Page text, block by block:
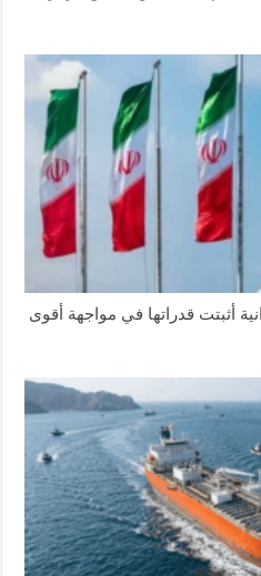
أثبتت قدراتها في مواجهة أقوى